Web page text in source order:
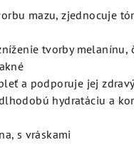
mazu, zjednocuje
tvorby melanínu,
a podporuje jej
hydratáciu a
s vráskami